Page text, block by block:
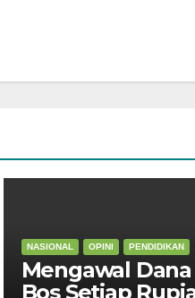
NASIONAL OPINI PENDIDIKAN
Mengawal Dana
Bos Setiap